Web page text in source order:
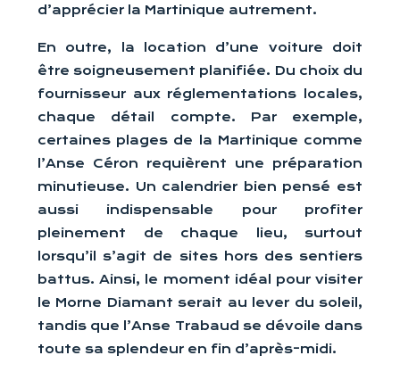
d’apprécier la Martinique autrement.
En outre, la location d’une voiture doit
être soigneusement planifiée. Du choix du
fournisseur aux réglementations locales,
chaque détail compte. Par exemple,
certaines plages de la Martinique comme
l’Anse Céron requièrent une préparation
minutieuse. Un calendrier bien pensé est
aussi indispensable pour profiter
pleinement de chaque lieu, surtout
lorsqu’il s’agit de sites hors des sentiers
battus. Ainsi, le moment idéal pour visiter
le Morne Diamant serait au lever du soleil,
tandis que l’Anse Trabaud se dévoile dans
toute sa splendeur en fin d’après-midi.